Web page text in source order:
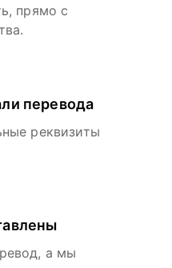
прямо с
перевода
реквизиты
а мы